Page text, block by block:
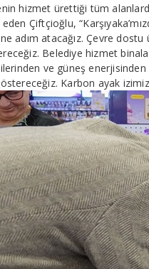
hizmet ürettiği tüm
Çiftçioğlu,
adım atacağız. Çevre dostu
Belediye hizmet
ve güneş enerjisinden
Karbon ayak